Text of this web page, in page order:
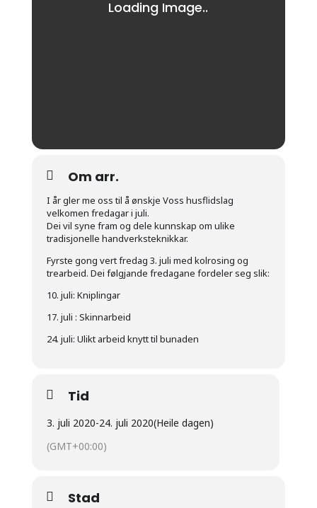
Om arr.
I år gler me oss til å ønskje Voss husflidslag
velkomen fredagar i juli.
Dei vil syne fram og dele kunnskap om ulike
tradisjonelle handverksteknikkar.
Fyrste gong vert fredag 3. juli med kolrosing og
trearbeid. Dei følgjande fredagane fordeler seg slik:
10. juli: Kniplingar
17. juli : Skinnarbeid
24. juli: Ulikt arbeid knytt til bunaden
Tid
3. juli 2020-24. juli 2020(Heile dagen)
(GMT+00:00)
Stad